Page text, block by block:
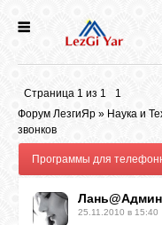
ИСТОРИЯ
КУЛЬТУРА
Страница 1 из 1
1
Форум ЛезгиЯр » Наука и
звонков
Программы для
Лань@Админ
25.11.2010 в 15:40